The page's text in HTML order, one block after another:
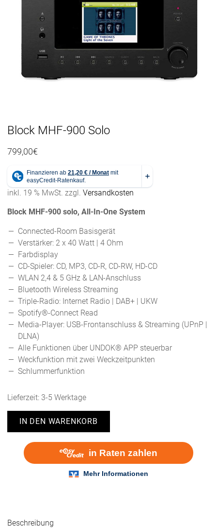
Block MHF-900 Solo
799,00€
inkl. 19 % MwSt. zzgl. Versandkosten
Block MHF-900 solo, All-In-One System
Connected-Room Basisgerät
Verstärker: 2 x 40 Watt | 4 Ohm
Farbdisplay
CD-Spieler: CD, MP3, CD-R, CD-RW, HD-CD
WLAN 2,4 & 5 GHz & LAN-Anschluss
Bluetooth Wireless Streaming
Triple-Radio: Internet Radio | DAB+ | UKW
Spotify®-Connect Read
Media-Player: USB-Frontanschluss & Streaming (UPnP |
DLNA)
Alle Funktionen über UNDOK® APP steuerbar
Weckfunktion mit zwei Weckzeitpunkten
Schlummerfunktion
Lieferzeit: 3-5 Werktage
IN DEN WARENKORB
Beschreibung